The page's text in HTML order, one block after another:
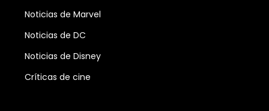
Noticias de Marvel
Noticias de DC
Noticias de Disney
Críticas de cine